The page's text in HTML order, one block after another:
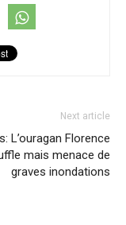
Next article
L’ouragan Florence
mais menace de
graves inondations